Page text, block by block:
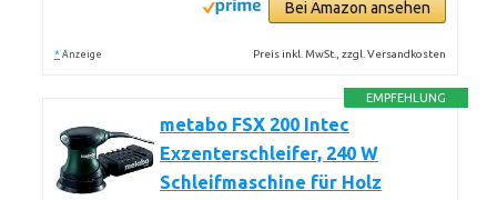
Bei Amazon ansehen
* Anzeige Preis inkl. MwSt., zzgl. Versandkosten
EMPFEHLUNG
metabo FSX 200 Intec
Exzenterschleifer, 240 W
Schleifmaschine für Holz